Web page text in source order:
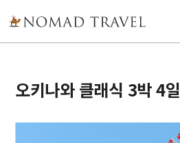
오키나와 클래식 3박 4일